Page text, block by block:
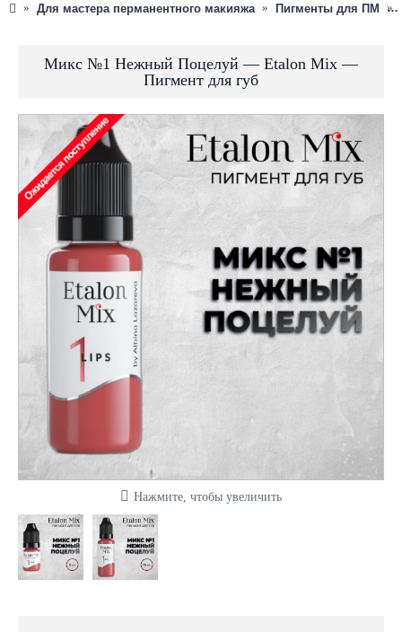
Для мастера перманентного макияжа Пигменты для ПМ
Микс №1 Нежный Поцелуй — Etalon Mix —
Пигмент для губ
Нажмите, чтобы увеличить